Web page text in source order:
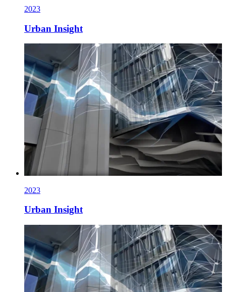
2023
Urban Insight
2023
Urban Insight